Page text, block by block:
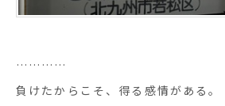
…………
負けたからこそ、得る感情がある。